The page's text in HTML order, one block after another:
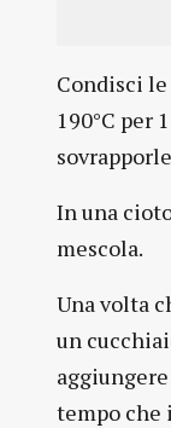
Condisci
190°C per
In una
mescola.
Una volta
un
tempo che